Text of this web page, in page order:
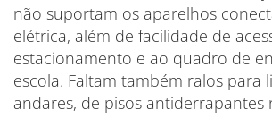
não suportam os aparelhos
elétrica, além de facilidade de
estacionamento e ao quadro de
escola. Faltam também ralos para
andares, de pisos antiderrapantes